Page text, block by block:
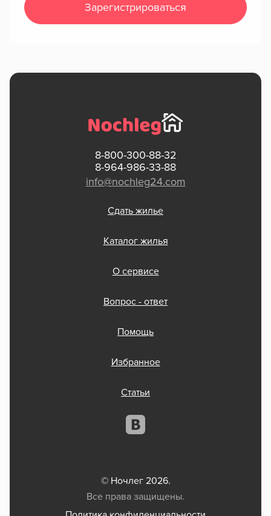
Зарегистрироваться
8-800-300-88-32
8-964-986-33-88
info@nochleg24.com
Сдать жилье
Каталог жилья
О сервисе
Вопрос - ответ
Помощь
Избранное
Статьи
© Ночлег 2026.
Все права защищены.